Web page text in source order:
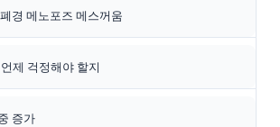
경 메노포즈 메스꺼움
제 걱정해야 할지
증가